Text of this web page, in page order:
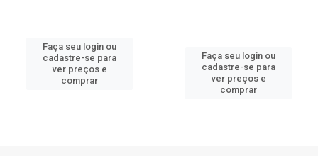
Faça seu login ou
cadastre-se para
ver preços e
comprar
Faça seu login ou
cadastre-se para
ver preços e
comprar